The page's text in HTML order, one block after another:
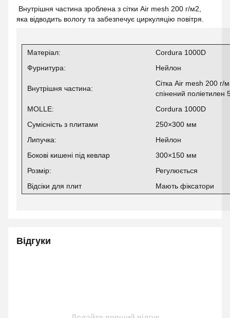
Внутрішня частина зроблена з сітки Air mesh 200 г/м2,
яка відводить вологу та забезпечує циркуляцію повітря.
Матеріал:
Cordura 1000D
Фурнитура:
Нейлон
Внутрішня частина:
Сітка Air mesh 200 г/
спінений поліетилен
MOLLE:
Cordura 1000D
Сумісність з плитами
250×300 мм
Липучка:
Нейлон
Бокові кишені під кевлар
300×150 мм
Розмір:
Регулюється
Відсіки для плит
Мають фіксатори
Відгуки